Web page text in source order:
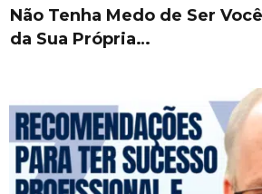
Não Tenha Medo de Ser
da Sua Própria…